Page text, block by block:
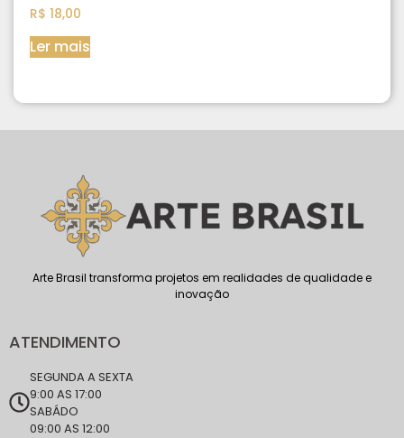
R$ 18,00
Ler mais
Arte Brasil transforma projetos em realidades de qualidade e
inovação
ATENDIMENTO
SEGUNDA A SEXTA
9:00 AS 17:00
SABÁDO
09:00 AS 12:00